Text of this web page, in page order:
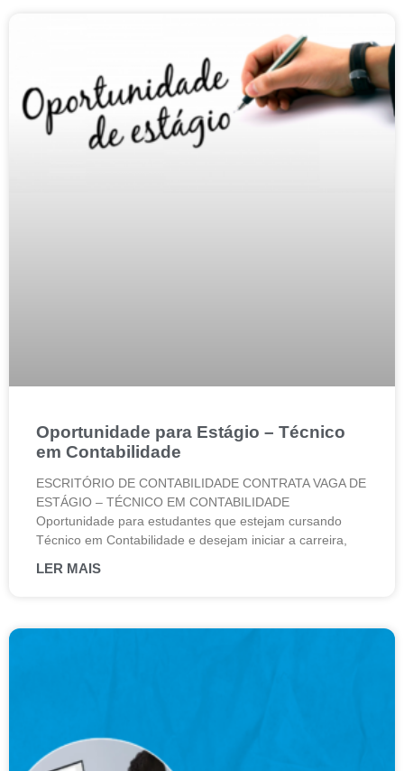
Oportunidade para Estágio – Técnico
em Contabilidade
ESCRITÓRIO DE CONTABILIDADE CONTRATA VAGA DE
ESTÁGIO – TÉCNICO EM CONTABILIDADE
Oportunidade para estudantes que estejam cursando
Técnico em Contabilidade e desejam iniciar a carreira,
LER MAIS